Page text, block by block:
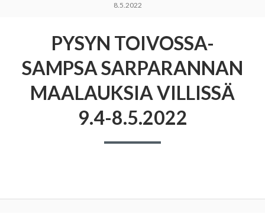
8.5.2022
PYSYN TOIVOSSA-
SAMPSA SARPARANNAN
MAALAUKSIA VILLISSÄ
9.4-8.5.2022